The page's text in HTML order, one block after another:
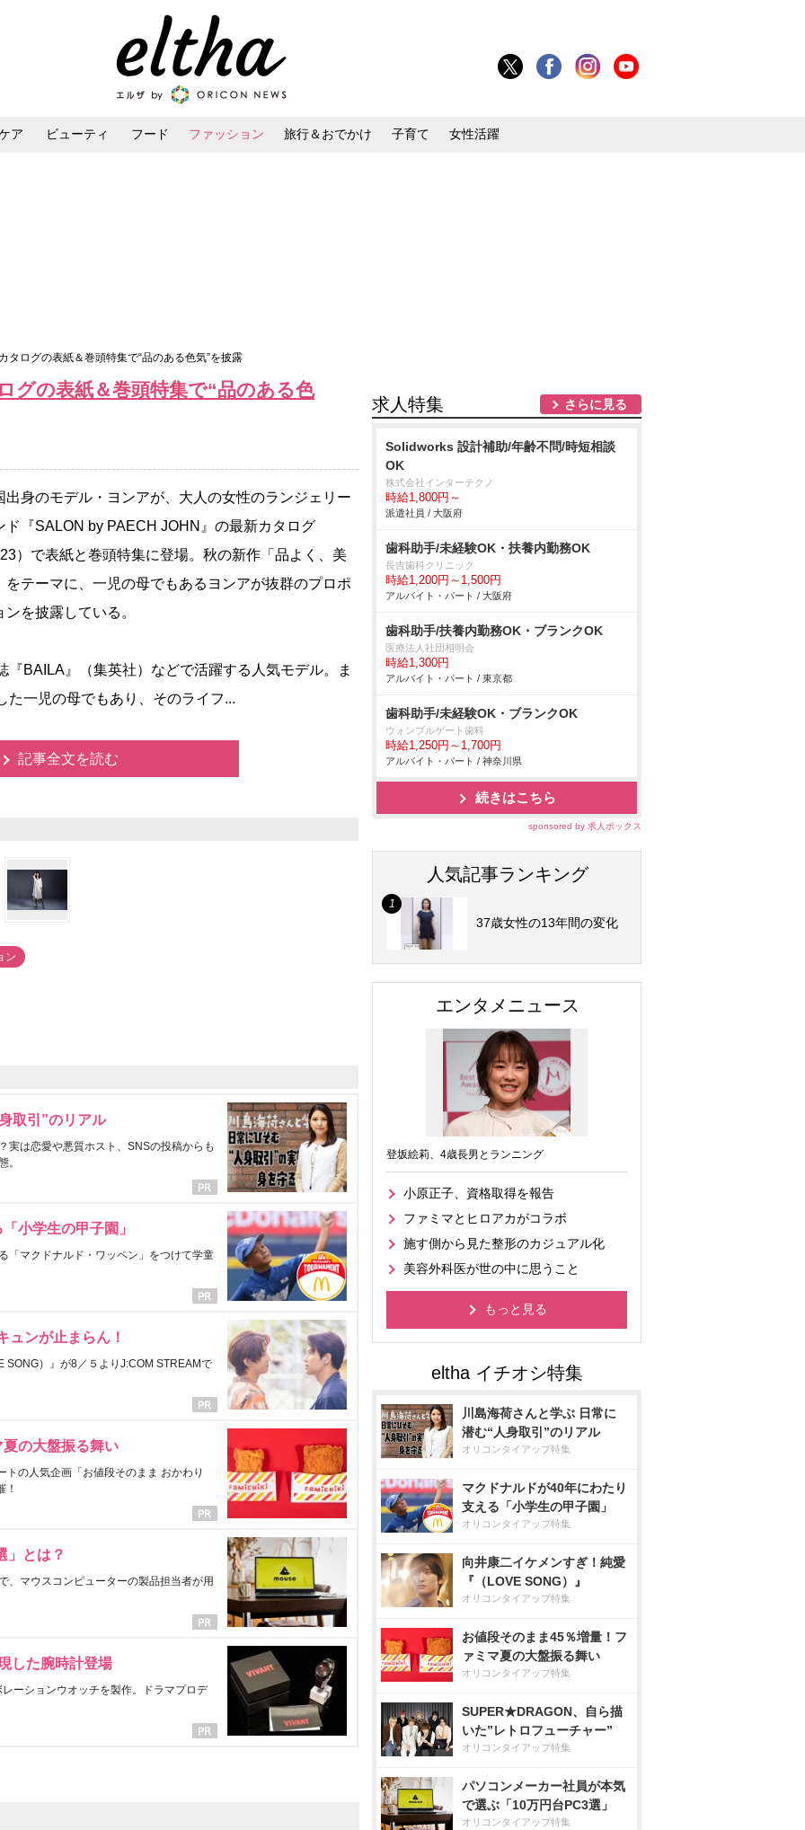
ア ビューティ フード ファッション 旅行＆おでかけ 子育て 女性活躍
タログの表紙＆巻頭特集で“品のある色気”を披露
グの表紙＆巻頭特集で“品のある色
身のモデル・ヨンアが、大人の女性のランジェリー
ド『SALON by PAECH JOHN』の最新カタログ
）で表紙と巻頭特集に登場。秋の新作「品よく、美
をテーマに、一児の母でもあるヨンアが抜群のプロポ
ンを披露している。
BAILA』（集英社）などで活躍する人気モデル。ま
一児の母でもあり、そのライフ...
記事全文を読む
ン
取引”のリアル
実は恋愛や悪質ホスト、SNSの投稿からも
。
小学生の甲子園」
「マクドナルド・ワッペン」をつけて学童
ュンが止まらん！
SONG）』が8／５よりJ:COM STREAMで
の大盤振る舞い
の人気企画「お値段そのまま おかわり
！
」とは？
、マウスコンピューターの製品担当者が用
した腕時計登場
ーションウオッチを製作。ドラマプロデ
求人特集 さらに見る
Solidworks 設計補助/年齢不問/時短相談
OK
株式会社インターテクノ
時給1,800円～
派遣社員 / 大阪府
歯科助手/未経験OK・扶養内勤務OK
長吉歯科クリニック
時給1,200円～1,500円
アルバイト・パート / 大阪府
歯科助手/扶養内勤務OK・ブランクOK
医療法人社団相明会
時給1,300円
アルバイト・パート / 東京都
歯科助手/未経験OK・ブランクOK
ウォンブルゲート歯科
時給1,250円～1,700円
アルバイト・パート / 神奈川県
続きはこちら
sponsored by 求人ボックス
人気記事ランキング
37歳女性の13年間の変化
エンタメニュース
登坂絵莉、4歳長男とランニング
小原正子、資格取得を報告
ファミマとヒロアカがコラボ
施す側から見た整形のカジュアル化
美容外科医が世の中に思うこと
もっと見る
川島海荷さんと学ぶ 日常に
潜む“人身取引”のリアル
オリコンタイアップ特集
マクドナルドが40年にわたり
支える「小学生の甲子園」
オリコンタイアップ特集
向井康二イケメンすぎ！純愛
『（LOVE SONG）』
オリコンタイアップ特集
お値段そのまま45％増量！フ
ァミマ夏の大盤振る舞い
オリコンタイアップ特集
SUPER★DRAGON、自ら描
いた”レトロフューチャー”
オリコンタイアップ特集
パソコンメーカー社員が本気
で選ぶ「10万円台PC3選」
オリコンタイアップ特集